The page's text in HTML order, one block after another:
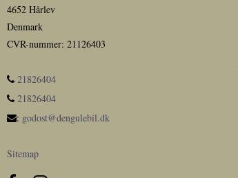
4652 Hårlev
Denmark
CVR-nummer: 21126403
21826404
21826404
: godost@dengulebil.dk
Sitemap